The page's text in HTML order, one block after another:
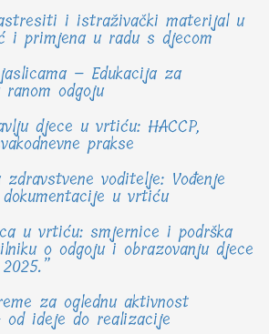
i istraživački materijal u
i primjena u radu s djecom
– Edukacija za
odgoju
djece u vrtiću: HACCP,
prakse
voditelje: Vođenje
u vrtiću
u vrtiću: smjernice i podrška
o odgoju i obrazovanju djece
za oglednu aktivnost
ideje do realizacije